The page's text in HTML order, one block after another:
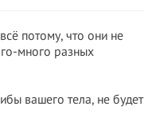
потому, что они не
много разных
вашего тела, не будет